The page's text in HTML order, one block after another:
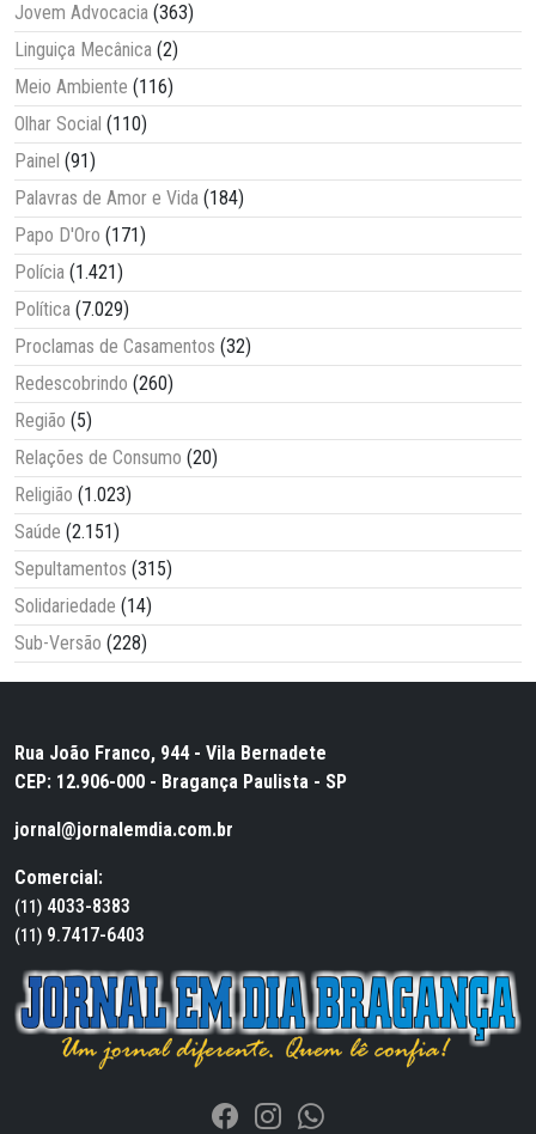
Jovem Advocacia (363)
Linguiça Mecânica (2)
Meio Ambiente (116)
Olhar Social (110)
Painel (91)
Palavras de Amor e Vida (184)
Papo D'Oro (171)
Polícia (1.421)
Política (7.029)
Proclamas de Casamentos (32)
Redescobrindo (260)
Região (5)
Relações de Consumo (20)
Religião (1.023)
Saúde (2.151)
Sepultamentos (315)
Solidariedade (14)
Sub-Versão (228)
Rua João Franco, 944 - Vila Bernadete
CEP: 12.906-000 - Bragança Paulista - SP
jornal@jornalemdia.com.br
Comercial:
(11) 4033-8383
(11) 9.7417-6403